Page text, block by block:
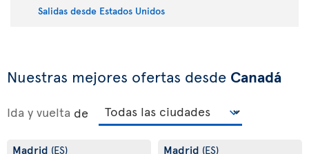
Salidas desde Estados Unidos
Nuestras mejores ofertas desde Canadá
Ida y vuelta de
Madrid (ES) Madrid (ES)